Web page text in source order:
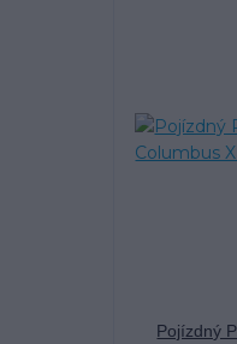
Pojízdný